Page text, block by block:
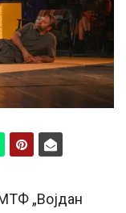
„Војдан